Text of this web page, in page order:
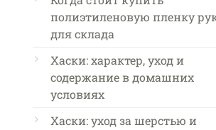
полиэтиленовую пленку
для склада
Хаски: характер, уход и
содержание в домашних
условиях
Хаски: уход за шерстью и